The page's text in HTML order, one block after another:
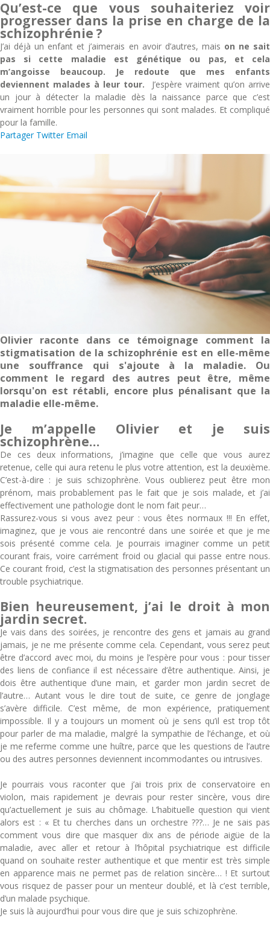
Qu’est-ce que vous souhaiteriez voir
progresser dans la prise en charge de la
schizophrénie ?
J’ai déjà un enfant et j’aimerais en avoir d’autres, mais on ne sait
pas si cette maladie est génétique ou pas, et cela
m’angoisse beaucoup. Je redoute que mes enfants
deviennent malades à leur tour. J’espère vraiment qu’on arrive
un jour à détecter la maladie dès la naissance parce que c’est
vraiment horrible pour les personnes qui sont malades. Et compliqué
pour la famille.
Partager Twitter Email
Olivier raconte dans ce témoignage comment la
stigmatisation de la schizophrénie est en elle-même
une souffrance qui s'ajoute à la maladie. Ou
comment le regard des autres peut être, même
lorsqu'on est rétabli, encore plus pénalisant que la
maladie elle-même.
Je m’appelle Olivier et je suis
schizophrène…
De ces deux informations, j’imagine que celle que vous aurez
retenue, celle qui aura retenu le plus votre attention, est la deuxième.
C’est-à-dire : je suis schizophrène. Vous oublierez peut être mon
prénom, mais probablement pas le fait que je sois malade, et j’ai
effectivement une pathologie dont le nom fait peur…
Rassurez-vous si vous avez peur : vous êtes normaux !!! En effet,
imaginez, que je vous aie rencontré dans une soirée et que je me
sois présenté comme cela. Je pourrais imaginer comme un petit
courant frais, voire carrément froid ou glacial qui passe entre nous.
Ce courant froid, c’est la stigmatisation des personnes présentant un
trouble psychiatrique.
Bien heureusement, j’ai le droit à mon
jardin secret.
Je vais dans des soirées, je rencontre des gens et jamais au grand
jamais, je ne me présente comme cela. Cependant, vous serez peut
être d’accord avec moi, du moins je l’espère pour vous : pour tisser
des liens de confiance il est nécessaire d’être authentique. Ainsi, je
dois être authentique d’une main, et garder mon jardin secret de
l’autre… Autant vous le dire tout de suite, ce genre de jonglage
s’avère difficile. C’est même, de mon expérience, pratiquement
impossible. Il y a toujours un moment où je sens qu’il est trop tôt
pour parler de ma maladie, malgré la sympathie de l’échange, et où
je me referme comme une huître, parce que les questions de l’autre
ou des autres personnes deviennent incommodantes ou intrusives.
Je pourrais vous raconter que j’ai trois prix de conservatoire en
violon, mais rapidement je devrais pour rester sincère, vous dire
qu’actuellement je suis au chômage. L’habituelle question qui vient
alors est : « Et tu cherches dans un orchestre ???… Je ne sais pas
comment vous dire que masquer dix ans de période aigüe de la
maladie, avec aller et retour à l’hôpital psychiatrique est difficile
quand on souhaite rester authentique et que mentir est très simple
en apparence mais ne permet pas de relation sincère… ! Et surtout
vous risquez de passer pour un menteur doublé, et là c’est terrible,
d’un malade psychique.
Je suis là aujourd’hui pour vous dire que je suis schizophrène.